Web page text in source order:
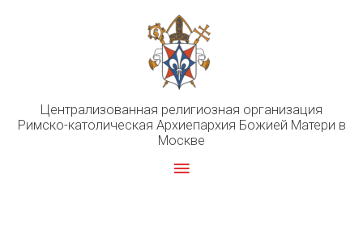
Централизованная религиозная организация
Римско-католическая Архиепархия Божией Матери в
Москве
Главное